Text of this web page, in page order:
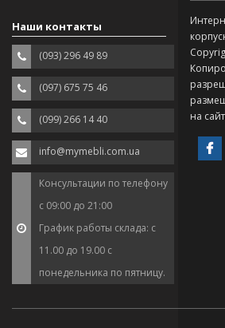
Наши контакты
(093) 296 49 89
(097) 675 75 46
(099) 266 14 40
info@mymebli.com.ua
Консультации по телефону
с 09:00 до 21:00
График работы склада: с
11.00 до 19.00 с
понедельника по пятницу.
на